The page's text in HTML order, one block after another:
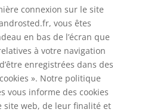
connexion sur le site
vous êtes
en bas de l’écran que
à votre navigation
enregistrées dans des
». Notre politique
vous informe des cookies
site web, de leur finalité et